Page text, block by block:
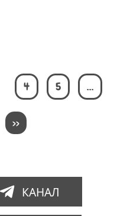
4 5 …
>>
КАНАЛ